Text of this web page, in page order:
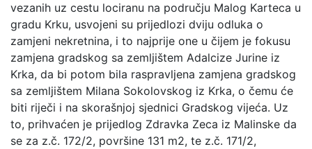
vezanih uz cestu lociranu na području Malog Karteca u
gradu Krku, usvojeni su prijedlozi dviju odluka o
zamjeni nekretnina, i to najprije one u čijem je fokusu
zamjena gradskog sa zemljištem Adalcize Jurine iz
Krka, da bi potom bila raspravljena zamjena gradskog
sa zemljištem Milana Sokolovskog iz Krka, o čemu će
biti riječi i na skorašnjoj sjednici Gradskog vijeća. Uz
to, prihvaćen je prijedlog Zdravka Zeca iz Malinske da
se za z.č. 172/2, površine 131 m2, te z.č. 171/2,